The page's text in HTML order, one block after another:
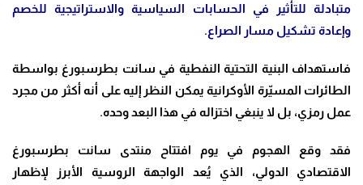
متبادلة للتأثير في الحسابات السياسية والاستراتيجية للخصم
وإعادة تشكيل مسار الصراع.
فاستهداف البنية التحتية النفطية في سانت بطرسبورغ بواسطة
الطائرات المسيّرة الأوكرانية يمكن النظر إليه على أنه أكثر من مجرد
عمل رمزي، بل لا ينبغي اختزاله في هذا البعد وحده.
فقد وقع الهجوم في يوم افتتاح منتدى سانت بطرسبورغ
الاقتصادي الدولي، الذي يُعد الواجهة الروسية الأبرز لإظهار